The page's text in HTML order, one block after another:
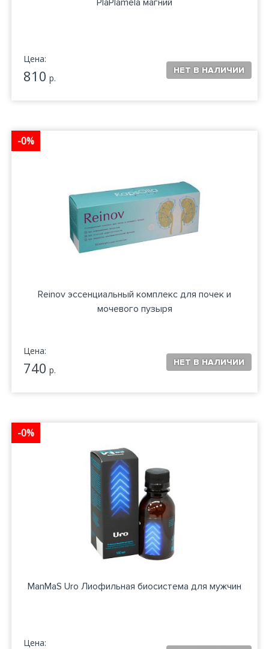
PlaPlamela магний
Цена:
810 р.
-0%
Reinov эссенциальный комплекс для почек и
мочевого пузыря
Цена:
740 р.
-0%
ManMaS Uro Лиофильная биосистема для мужчин
Цена: